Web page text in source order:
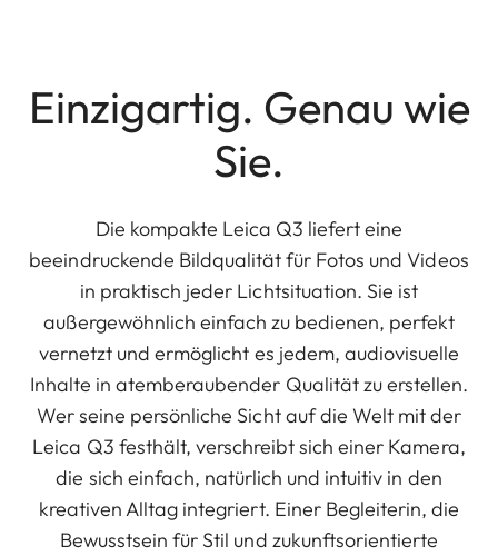
Einzigartig. Genau wie
Sie.
Die kompakte Leica Q3 liefert eine
beeindruckende Bildqualität für Fotos und Videos
in praktisch jeder Lichtsituation. Sie ist
außergewöhnlich einfach zu bedienen, perfekt
vernetzt und ermöglicht es jedem, audiovisuelle
Inhalte in atemberaubender Qualität zu erstellen.
Wer seine persönliche Sicht auf die Welt mit der
Leica Q3 festhält, verschreibt sich einer Kamera,
die sich einfach, natürlich und intuitiv in den
kreativen Alltag integriert. Einer Begleiterin, die
Bewusstsein für Stil und zukunftsorientierte